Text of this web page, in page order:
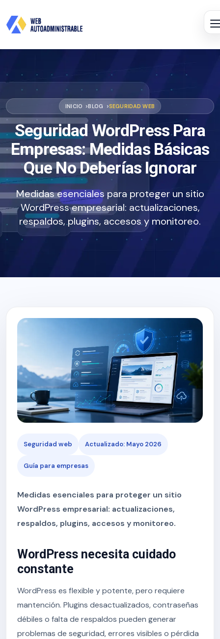
INICIO BLOG SEGURIDAD WEB
Seguridad WordPress Para
Empresas: Medidas Básicas
Que No Deberías Ignorar
Medidas esenciales para proteger un sitio
WordPress empresarial: actualizaciones,
respaldos, plugins, accesos y monitoreo.
Seguridad web Actualizado: Mayo 2026
Guía para empresas
Medidas esenciales para proteger un sitio
WordPress empresarial: actualizaciones,
respaldos, plugins, accesos y monitoreo.
WordPress necesita cuidado
constante
WordPress es flexible y potente, pero requiere
mantención. Plugins desactualizados, contraseñas
débiles o falta de respaldos pueden generar
problemas de seguridad, errores visibles o pérdida